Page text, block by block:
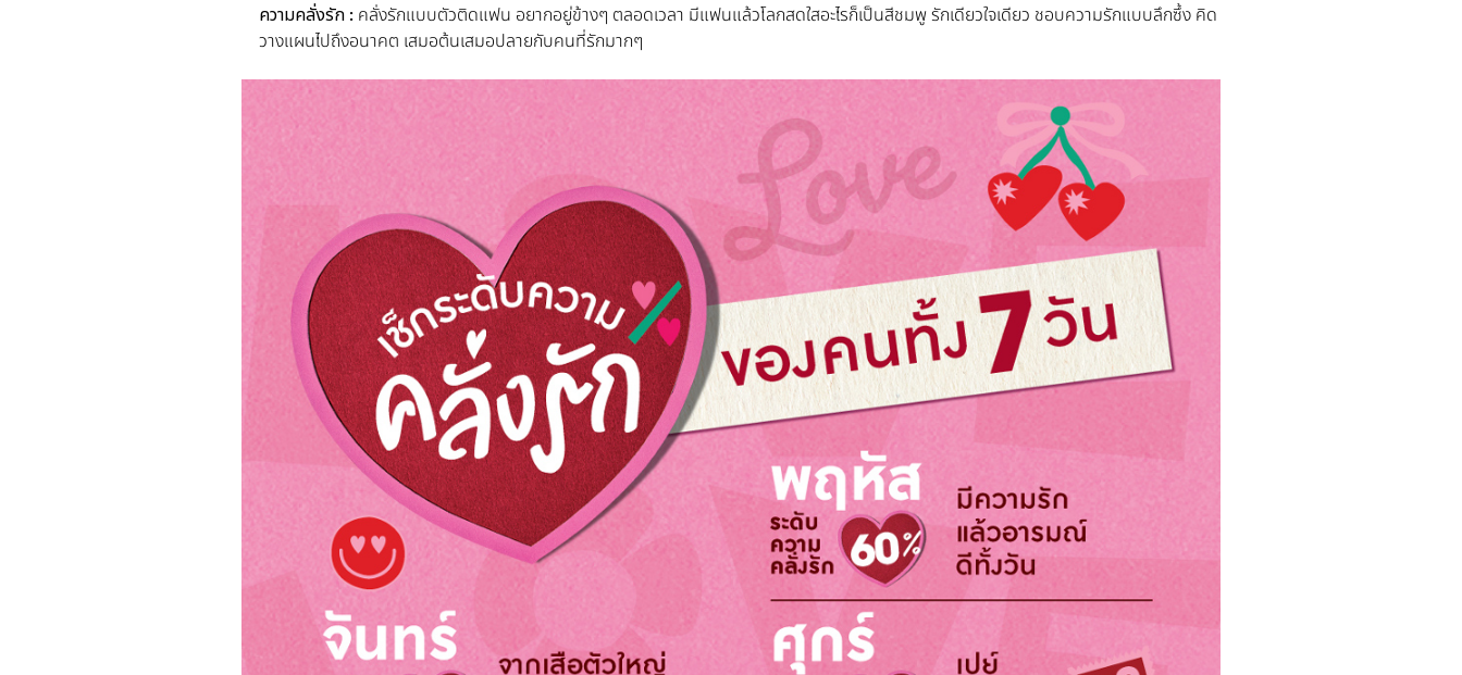
ความคลั่งรัก : คลั่งรักแบบตัวติดแฟน อยากอยู่ข้างๆ ตลอดเวลา มีแฟนแล้วโลกสดใสอะไรก็เป็นสีชมพู รักเดียวใจเดียว ชอบความรักแบบลึกซึ้ง คิด
วางแผนไปถึงอนาคต เสมอต้นเสมอปลายกับคนที่รักมากๆ